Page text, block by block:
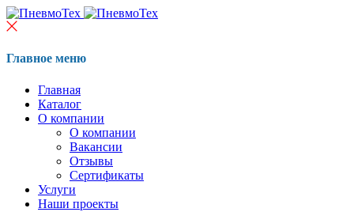
Главное меню
Главная
Каталог
О компании
О компании
Вакансии
Отзывы
Сертификаты
Услуги
Наши проекты